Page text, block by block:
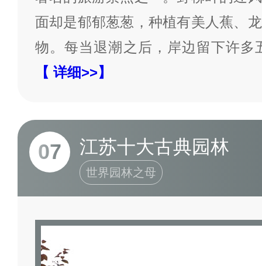
面却是郁郁葱葱，种植有美人蕉、
物。每当退潮之后，岸边留下许多
【 详细>>】
07 江苏十大古典园林
世界园林之母